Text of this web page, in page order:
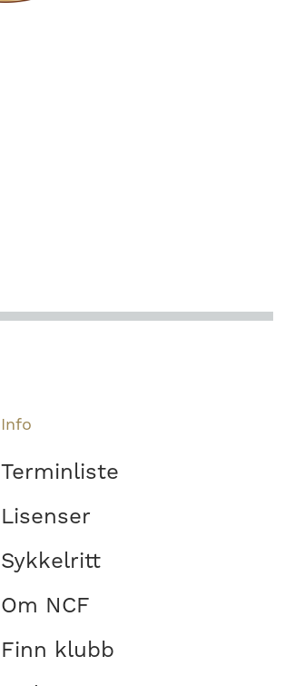
Info
Terminliste
Lisenser
Sykkelritt
Om NCF
Finn klubb